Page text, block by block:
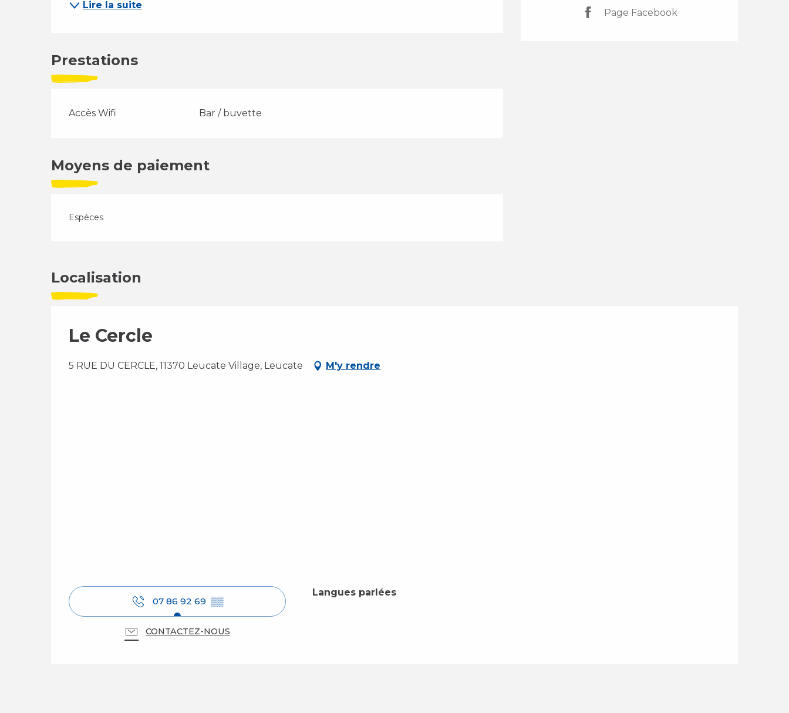
Page Facebook
Lire la suite
Prestations
Accès Wifi Bar / buvette
Moyens de paiement
Espèces
Localisation
Le Cercle
5 RUE DU CERCLE, 11370 Leucate Village, Leucate M'y rendre
07 86 92 69 ▒▒
CONTACTEZ-NOUS
Langues parlées
Langues parlées